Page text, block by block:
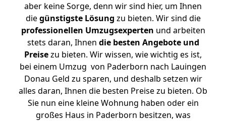
aber keine Sorge, denn wir sind hier, um Ihnen
diegünstigste Lösung zu bieten. Wir sind die
professionellen Umzugsexperten und arbeiten
stets daran, Ihnen die besten Angebote und
Preisezu bieten. Wir wissen, wie wichtig es ist,
bei einem Umzug von Paderborn nach Lauingen
Donau Geld zu sparen, und deshalb setzen wir
alles daran, Ihnen die besten Preise zu bieten. Ob
Sie nun eine kleine Wohnung haben oder ein
großes Haus in Paderborn besitzen, was